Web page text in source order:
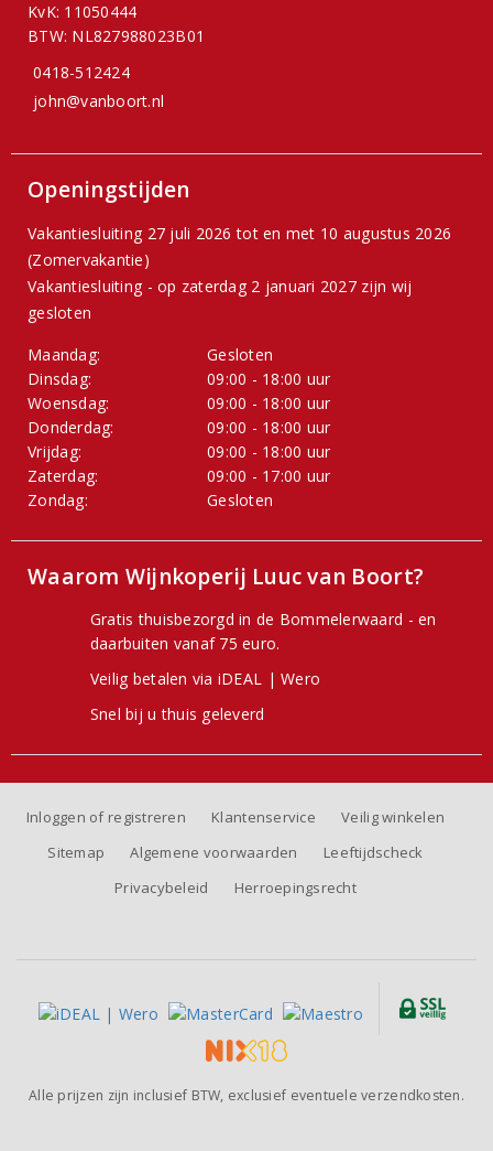
KvK: 11050444
BTW: NL827988023B01
0418-512424
john@vanboort.nl
Openingstijden
Vakantiesluiting 27 juli 2026 tot en met 10 augustus 2026
(Zomervakantie)
Vakantiesluiting - op zaterdag 2 januari 2027 zijn wij
gesloten
Maandag:
Gesloten
Dinsdag:
09:00 - 18:00 uur
Woensdag:
09:00 - 18:00 uur
Donderdag:
09:00 - 18:00 uur
Vrijdag:
09:00 - 18:00 uur
Zaterdag:
09:00 - 17:00 uur
Zondag:
Gesloten
Waarom Wijnkoperij Luuc van Boort?
Gratis thuisbezorgd in de Bommelerwaard - en
daarbuiten vanaf 75 euro.
Veilig betalen via iDEAL | Wero
Snel bij u thuis geleverd
Inloggen of registreren Klantenservice
Veilig winkelen
Sitemap
Algemene voorwaarden
Leeftijdscheck
Privacybeleid
Herroepingsrecht
Alle prijzen zijn inclusief BTW, exclusief eventuele verzendkosten.